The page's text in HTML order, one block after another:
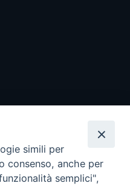
simili per
consenso, anche per
semplici",